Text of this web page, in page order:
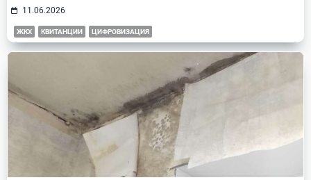
11.06.2026
ЖКХ КВИТАНЦИИ ЦИФРОВИЗАЦИЯ